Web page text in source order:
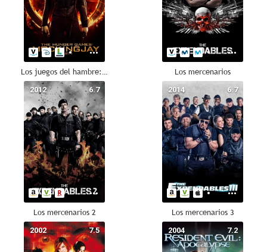
Los juegos del hambre: Sinsajo. Parte 1 Los mercenarios
6.7
2012
Los mercenarios 2
6.7
2014
Los mercenarios 3
7.5
2002 7.2
2004